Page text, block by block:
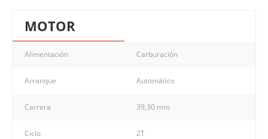
MOTOR
Alimentación Carburación
Arranque Automático
Carrera 39,30 mm
Ciclo 2T